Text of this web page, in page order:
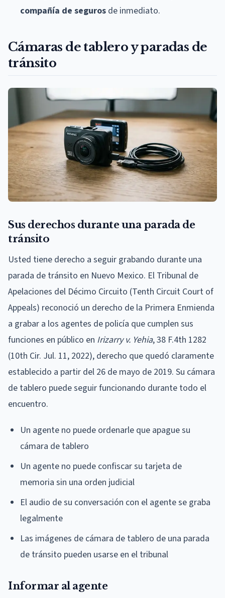
compañía de seguros de inmediato.
Cámaras de tablero y paradas de
tránsito
Sus derechos durante una parada de
tránsito
Usted tiene derecho a seguir grabando durante una
parada de tránsito en Nuevo Mexico. El Tribunal de
Apelaciones del Décimo Circuito (Tenth Circuit Court of
Appeals) reconoció un derecho de la Primera Enmienda
a grabar a los agentes de policía que cumplen sus
funciones en público en Irizarry v. Yehia, 38 F.4th 1282
(10th Cir. Jul. 11, 2022), derecho que quedó claramente
establecido a partir del 26 de mayo de 2019. Su cámara
de tablero puede seguir funcionando durante todo el
encuentro.
Un agente no puede ordenarle que apague su
cámara de tablero
Un agente no puede confiscar su tarjeta de
memoria sin una orden judicial
El audio de su conversación con el agente se graba
legalmente
Las imágenes de cámara de tablero de una parada
de tránsito pueden usarse en el tribunal
Informar al agente